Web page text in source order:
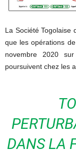
La Société Togolaise
que les opérations
novembre 2020
poursuivent chez les
DANS LA